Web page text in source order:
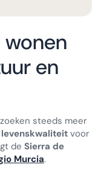
wonen
en
steeds meer
voor
de Sierra de
Murcia.